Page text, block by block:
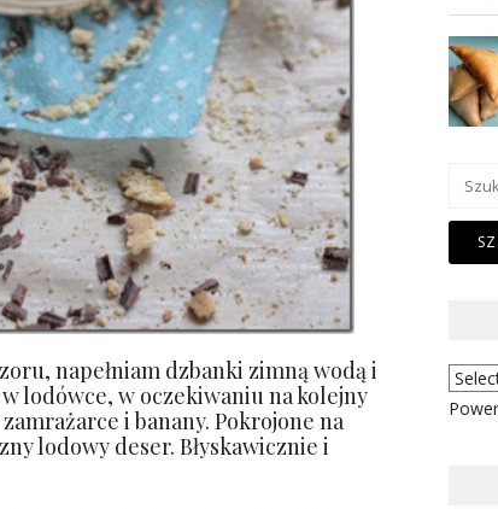
napełniam dzbanki zimną wodą i
lodówce, w oczekiwaniu na kolejny
i banany. Pokrojone na
lodowy deser. Błyskawicznie i
Szukaj: